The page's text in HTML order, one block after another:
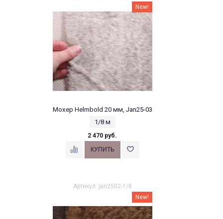
New!
Мохер Helmbold 20 мм, Jan25-03
1/8 м
2 470 руб.
Артикул: jan2502-1/8
New!